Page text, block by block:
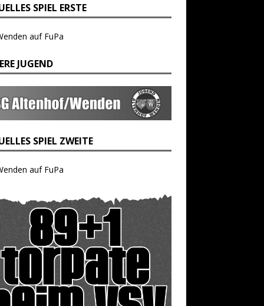
SPIEL ERSTE
auf FuPa
JUGEND
SPIEL ZWEITE
auf FuPa